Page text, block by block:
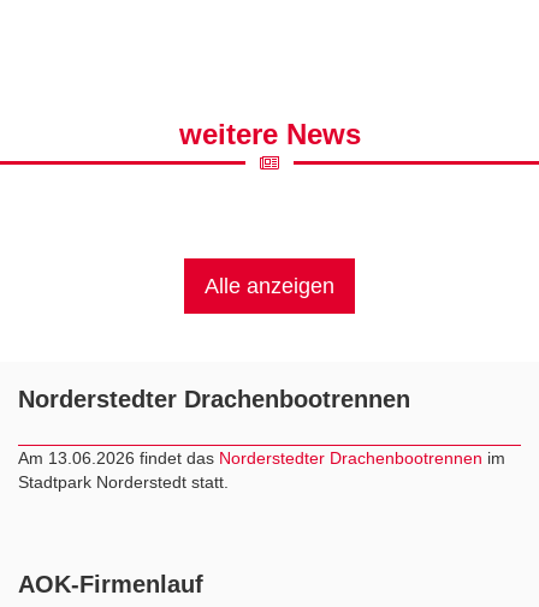
weitere News
Alle anzeigen
Norderstedter Drachenbootrennen
Am 13.06.2026 findet das Norderstedter Drachenbootrennen im
Stadtpark Norderstedt statt.
AOK-Firmenlauf